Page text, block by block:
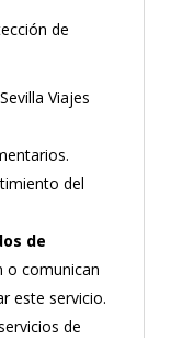
de
Viajes
del
de
o comunican
este servicio.
de